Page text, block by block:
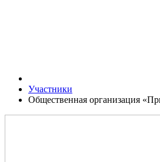
Участники
Общественная организация